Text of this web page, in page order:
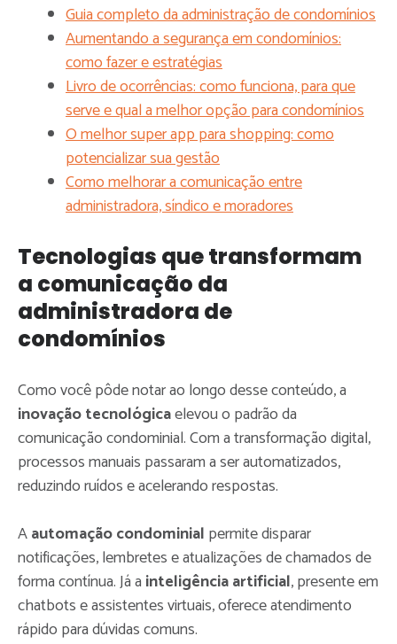
Guia completo da administração de condomínios
Aumentando a segurança em condomínios:
como fazer e estratégias
Livro de ocorrências: como funciona, para que
serve e qual a melhor opção para condomínios
O melhor super app para shopping: como
potencializar sua gestão
Como melhorar a comunicação entre
administradora, síndico e moradores
Tecnologias que transformam
a comunicação da
administradora de
condomínios
Como você pôde notar ao longo desse conteúdo, a
inovação tecnológicaelevou o padrão da
comunicação condominial. Com a transformação digital,
processos manuais passaram a ser automatizados,
reduzindo ruídos e acelerando respostas.
Aautomação condominial permite disparar
notificações, lembretes e atualizações de chamados de
forma contínua. Já a inteligência artificial, presente em
chatbots e assistentes virtuais, oferece atendimento
rápido para dúvidas comuns.